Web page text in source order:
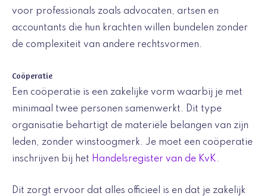
voor professionals zoals advocaten, artsen en
accountants die hun krachten willen bundelen zonder
de complexiteit van andere rechtsvormen.
Coöperatie
Een coöperatie is een zakelijke vorm waarbij je met
minimaal twee personen samenwerkt. Dit type
organisatie behartigt de materiële belangen van zijn
leden, zonder winstoogmerk. Je moet een coöperatie
inschrijven bij het Handelsregister van de KvK.
Dit zorgt ervoor dat alles officieel is en dat je zakelijk